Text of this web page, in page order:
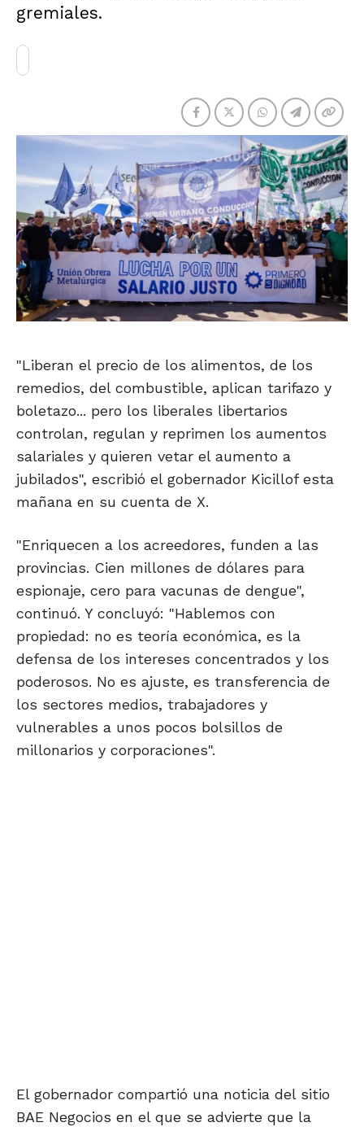
gremiales.
"Liberan el precio de los alimentos, de los
remedios, del combustible, aplican tarifazo y
boletazo... pero los liberales libertarios
controlan, regulan y reprimen los aumentos
salariales y quieren vetar el aumento a
jubilados", escribió el gobernador Kicillof esta
mañana en su cuenta de X.
"Enriquecen a los acreedores, funden a las
provincias. Cien millones de dólares para
espionaje, cero para vacunas de dengue",
continuó. Y concluyó: "Hablemos con
propiedad: no es teoría económica, es la
defensa de los intereses concentrados y los
poderosos. No es ajuste, es transferencia de
los sectores medios, trabajadores y
vulnerables a unos pocos bolsillos de
millonarios y corporaciones".
El gobernador compartió una noticia del sitio
BAE Negocios en el que se advierte que la